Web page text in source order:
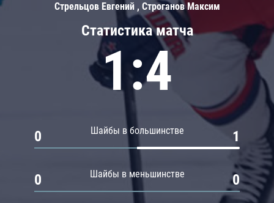
Статистика матча
1:4
Шайбы в большинстве
0 1
Шайбы в меньшинстве
0 0
Стрельцов Евгений , Строганов Максим